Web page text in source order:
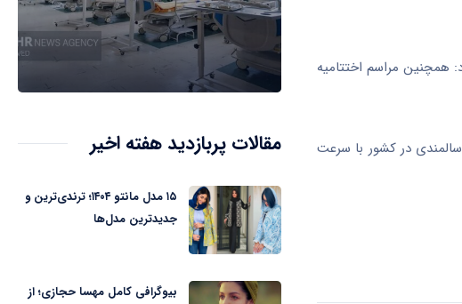
افزود: همچنین مراسم اختتامیه
در کشور با سرعت
مقالات پربازدید هفته اخیر
۱۵ مدل مانتو ۱۴۰۴؛ ترندی‌ترین و
جدیدترین مدل‌ها
بیوگرافی کامل مهسا حجازی؛ از